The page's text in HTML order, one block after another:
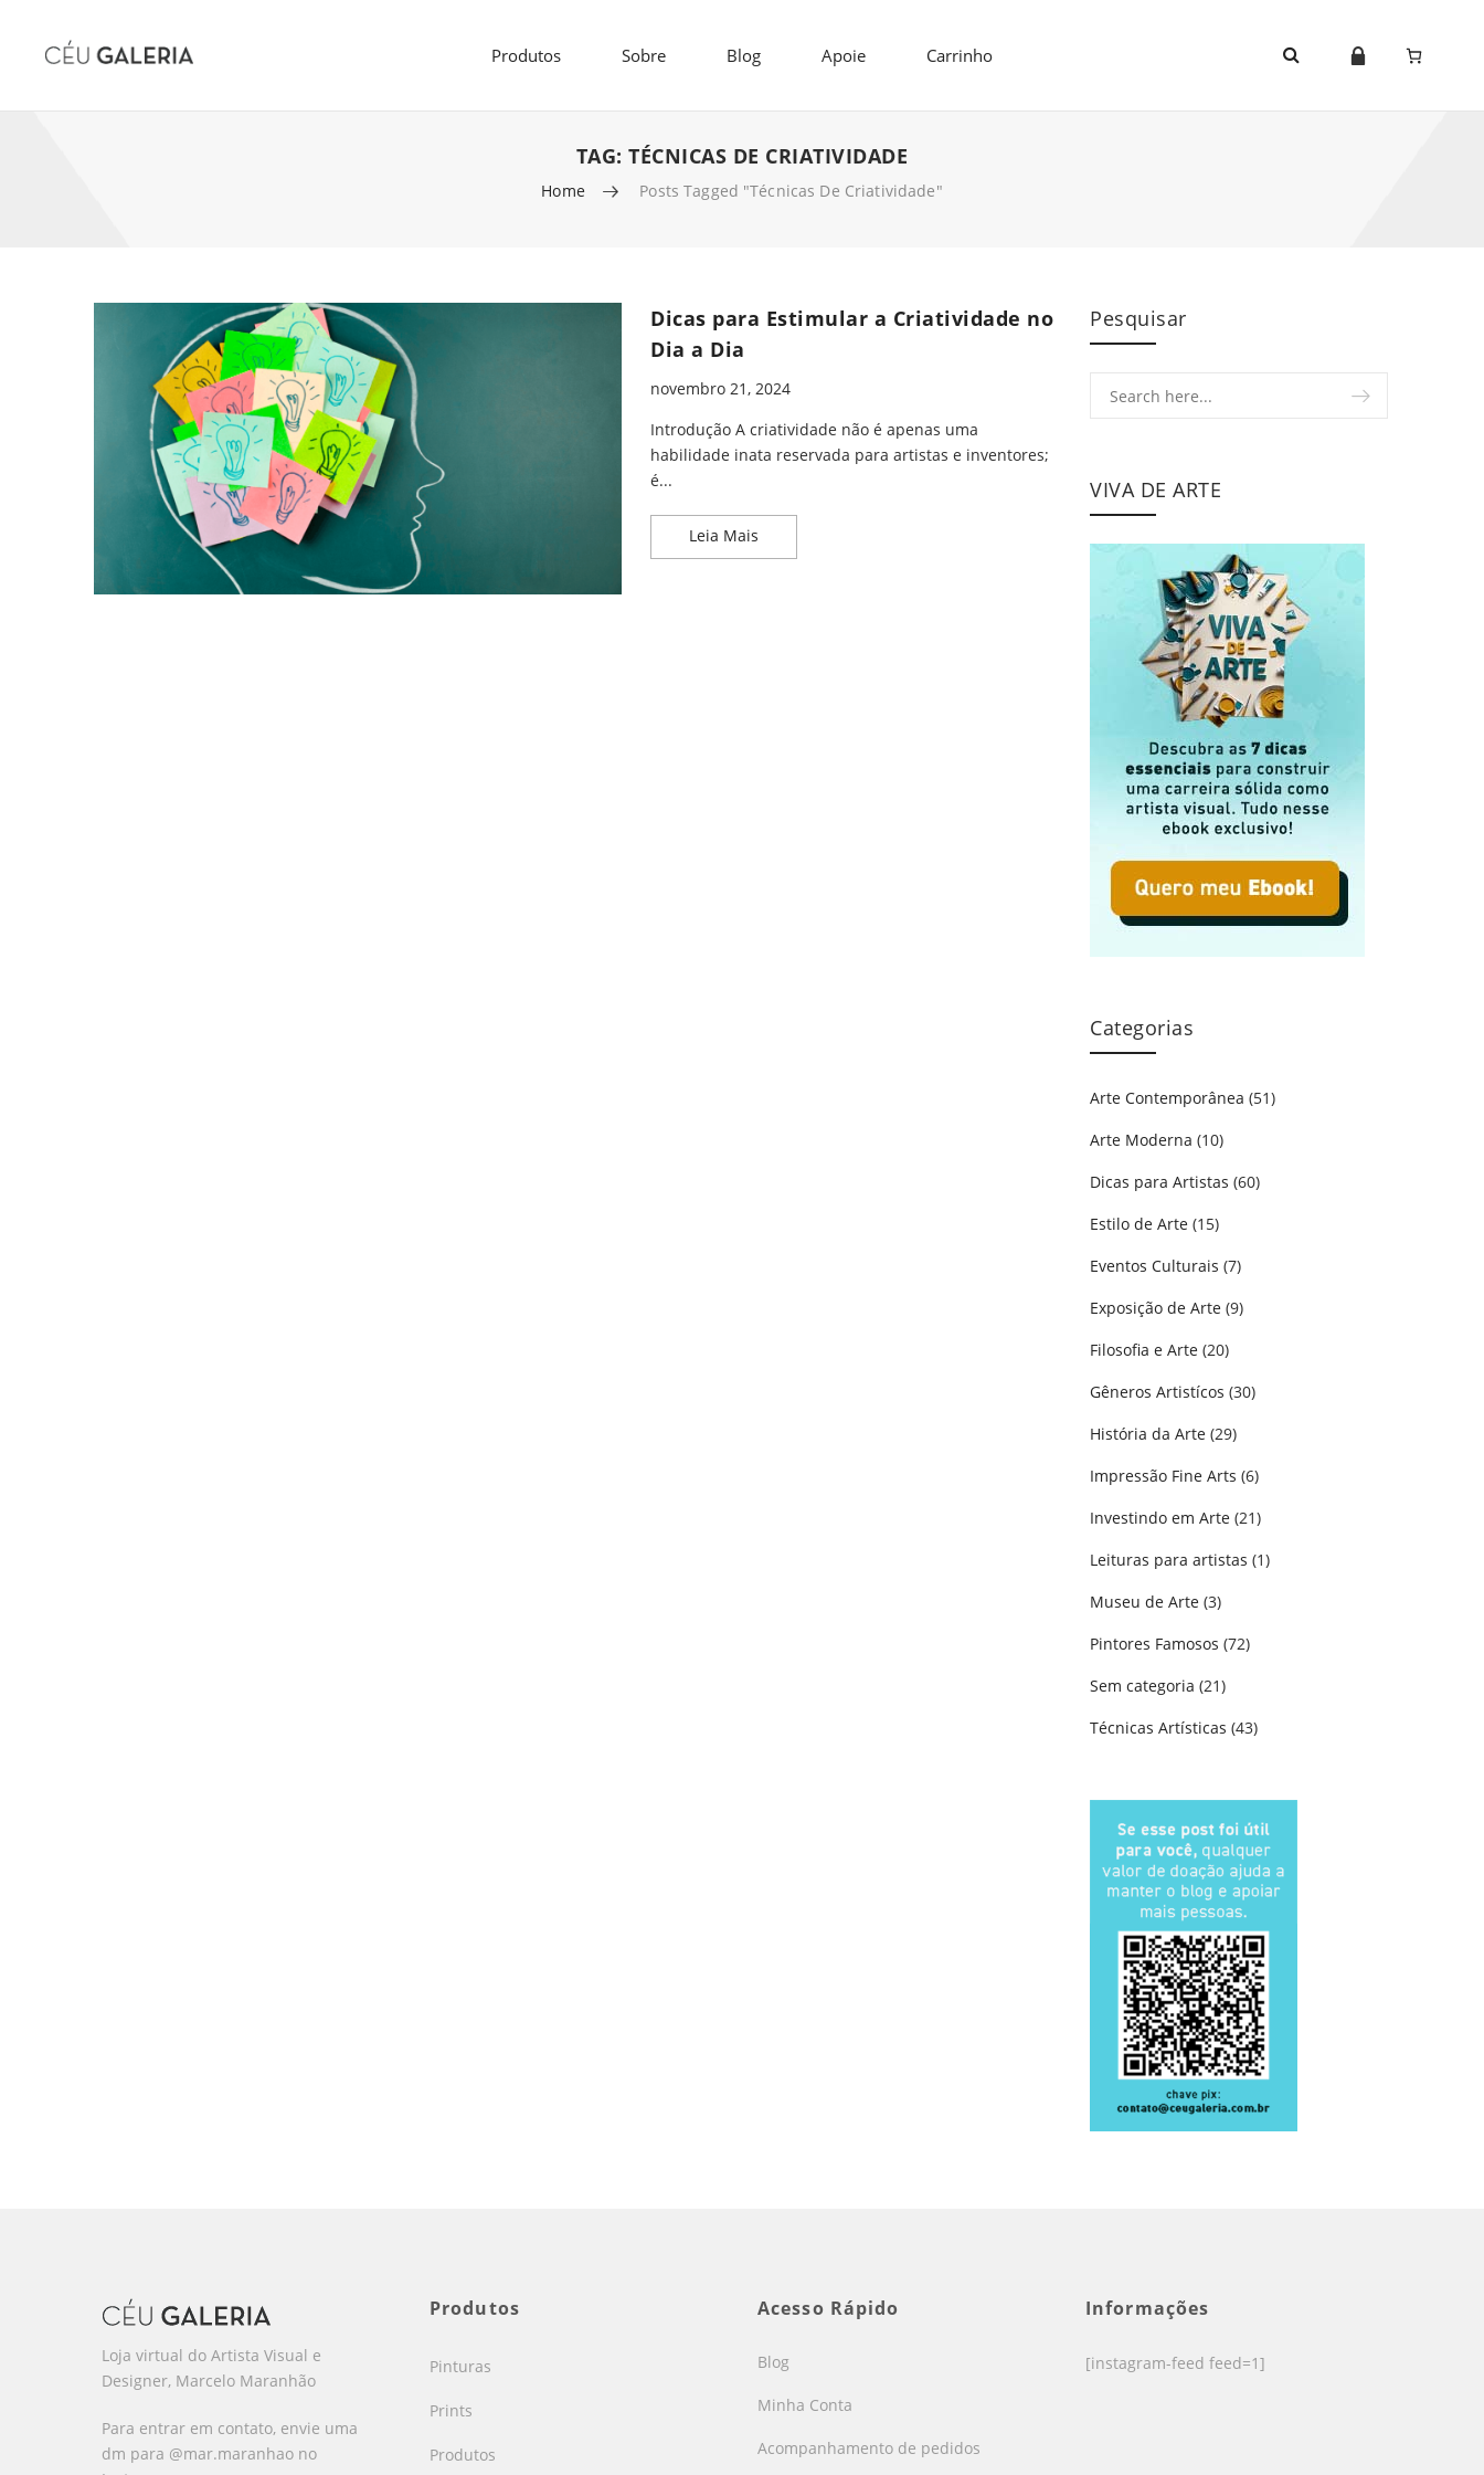
Produtos Sobre Blog Apoie Carrinho
TAG:TÉCNICAS DE CRIATIVIDADE
Home Posts Tagged "técnicas De Criatividade"
Dicas para Estimular a Criatividade no
Dia a Dia
novembro 21, 2024
Introdução A criatividade não é apenas uma
habilidade inata reservada para artistas e inventores;
é...
Leia Mais
Pesquisar
VIVA DE ARTE
Categorias
Arte Contemporânea (51)
Arte Moderna (10)
Dicas para Artistas (60)
Estilo de Arte (15)
Eventos Culturais (7)
Exposição de Arte (9)
Filosofia e Arte (20)
Gêneros Artistícos (30)
História da Arte (29)
Impressão Fine Arts (6)
Investindo em Arte (21)
Leituras para artistas (1)
Museu de Arte (3)
Pintores Famosos (72)
Sem categoria (21)
Técnicas Artísticas (43)
Loja virtual do Artista Visual e
Designer, Marcelo Maranhão
Para entrar em contato, envie uma
dm para @mar.maranhao no
Produtos
Pinturas
Prints
Produtos
Acesso Rápido
Blog
Minha Conta
Acompanhamento de pedidos
Informações
[instagram-feed feed=1]